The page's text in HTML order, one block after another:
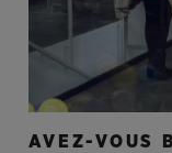
AVEZ-VOUS